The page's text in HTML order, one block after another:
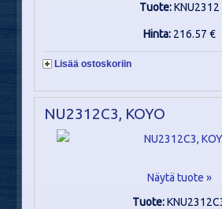
Tuote:KNU2312
Hinta: 216.57 €
Lisää ostoskoriin
NU2312C3, KOYO
Näytä tuote »
Tuote: